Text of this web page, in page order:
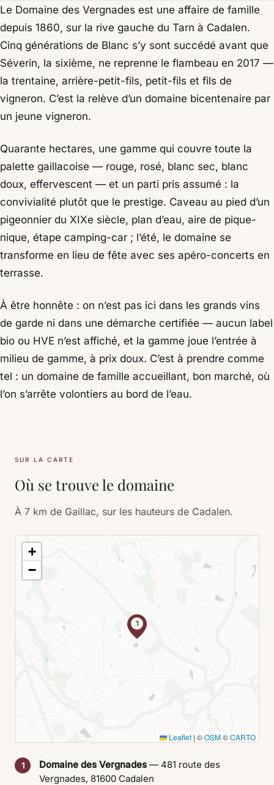
Le Domaine des Vergnades est une affaire de famille
depuis 1860, sur la rive gauche du Tarn à Cadalen.
Cinq générations de Blanc s’y sont succédé avant que
Séverin, la sixième, ne reprenne le flambeau en 2017 —
la trentaine, arrière-petit-fils, petit-fils et fils de
vigneron. C’est la relève d’un domaine bicentenaire par
un jeune vigneron.
Quarante hectares, une gamme qui couvre toute la
palette gaillacoise — rouge, rosé, blanc sec, blanc
doux, effervescent — et un parti pris assumé : la
convivialité plutôt que le prestige. Caveau au pied d’un
pigeonnier du XIXe siècle, plan d’eau, aire de pique-
nique, étape camping-car ; l’été, le domaine se
transforme en lieu de fête avec ses apéro-concerts en
terrasse.
À être honnête : on n’est pas ici dans les grands vins
de garde ni dans une démarche certifiée — aucun label
bio ou HVE n’est affiché, et la gamme joue l’entrée à
milieu de gamme, à prix doux. C’est à prendre comme
tel : un domaine de famille accueillant, bon marché, où
l’on s’arrête volontiers au bord de l’eau.
SUR LA CARTE
Où se trouve le domaine
À 7 km de Gaillac, sur les hauteurs de Cadalen.
1
+
−
Leaflet | ©OSM©CARTO
1 Domaine des Vergnades — 481 route des
Vergnades, 81600 Cadalen